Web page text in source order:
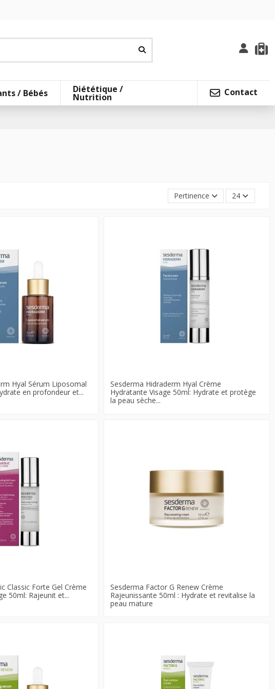
/ Bébés Diététique /
Nutrition Contact
Pertinence 24
Hyal Sérum Liposomal
en profondeur et...
Sesderma Hidraderm Hyal Crème
Hydratante Visage 50ml: Hydrate et protège
la peau sèche...
Classic Forte Gel Crème
50ml: Rajeunit et...
Sesderma Factor G Renew Crème
Rajeunissante 50ml : Hydrate et revitalise la
peau mature